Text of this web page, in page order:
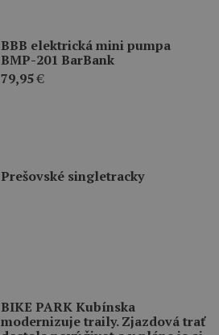
BBB elektrická mini pumpa
BMP-201 BarBank
79,95€
Prešovské singletracky
BIKE PARK Kubínska
modernizuje traily. Zjazdová trať